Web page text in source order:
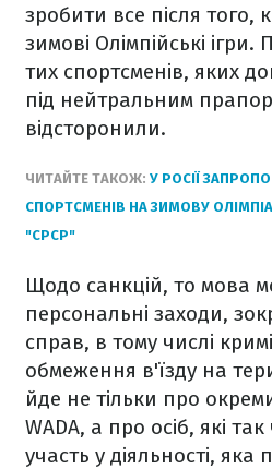
зробити все після того,
зимові Олімпійські
тих спортсменів, яких
під нейтральним
відсторонили.
ЧИТАЙТЕ ТАКОЖ: У РОСІЇ
СПОРТСМЕНІВ НА ЗИМОВУ
"СРСР"
Щодо санкцій, то мова
персональні заходи,
справ, в тому числі
обмеження в'їзду на
йде не тільки про
WADA, а про осіб, які
участь у діяльності, яка